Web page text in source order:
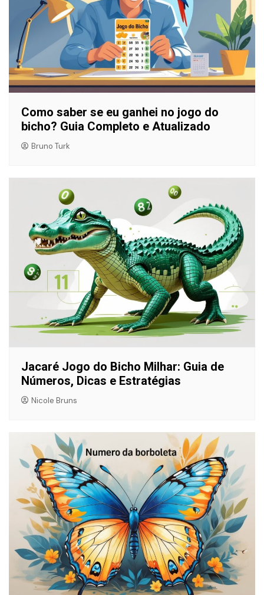
Como saber se eu ganhei no jogo do
bicho? Guia Completo e Atualizado
Bruno Turk
Jacaré Jogo do Bicho Milhar: Guia de
Números, Dicas e Estratégias
Nicole Bruns